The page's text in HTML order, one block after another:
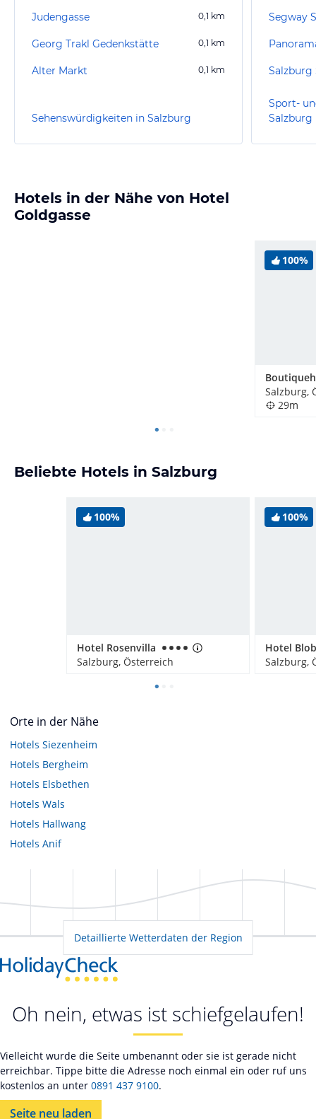
Judengasse 0,1 km
Georg Trakl Gedenkstätte 0,1 km
Alter Markt 0,1 km
Sehenswürdigkeiten in Salzburg
Segway
Salzburg
Sport-
Salzburg
Hotels in der Nähe von Hotel
Goldgasse
100%
Salzburg,
29m
Beliebte Hotels in Salzburg
100%
Hotel Rosenvilla
Salzburg, Österreich
100%
Hotel
Salzburg,
Orte in der Nähe
Hotels Siezenheim
Hotels Bergheim
Hotels Elsbethen
Hotels Wals
Hotels Hallwang
Hotels Anif
Detaillierte Wetterdaten der Region
Oh nein, etwas ist schiefgelaufen!
Vielleicht wurde die Seite umbenannt oder sie ist gerade nicht
erreichbar. Tippe bitte die Adresse noch einmal ein oder ruf uns
kostenlos an unter 0891 437 9100.
Seite neu laden